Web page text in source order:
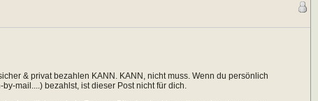
& privat bezahlen KANN. KANN, nicht muss. Wenn du persönlich
mail....) bezahlst, ist dieser Post nicht für dich.